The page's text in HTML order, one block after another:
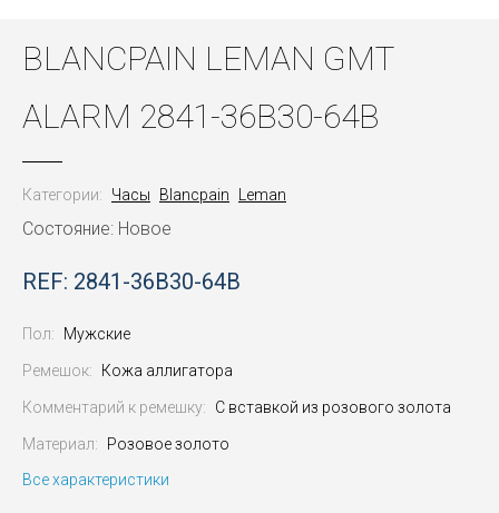
BLANCPAIN LEMAN GMT
ALARM 2841-36B30-64B
Категории: Часы Blancpain Leman
Состояние: Новое
REF: 2841-36B30-64B
Пол: Мужские
Ремешок: Кожа аллигатора
Комментарий к ремешку: С вставкой из розового золота
Материал:
Розовое золото
Все характеристики